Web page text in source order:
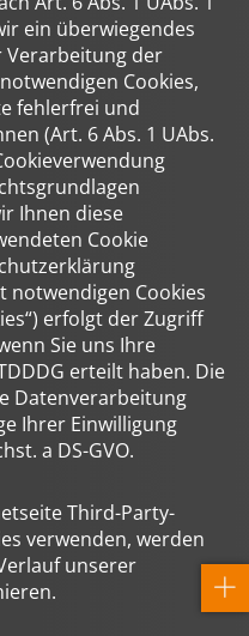
ein überwiegendes
Verarbeitung der
Cookies,
fehlerfrei und
(Art. 6 Abs. 1 UAbs.
Ihnen diese
Cookie
notwendigen Cookies
erfolgt der Zugriff
Sie uns Ihre
erteilt haben. Die
Datenverarbeitung
Ihrer Einwilligung
a DS-GVO.
Third-Party-
verwenden, werden
unserer